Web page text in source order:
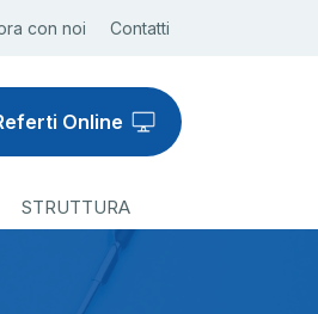
con noi Contatti
Online
STRUTTURA